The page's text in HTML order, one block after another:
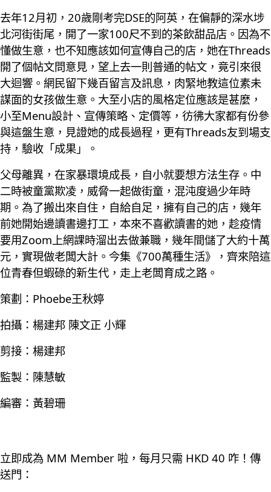
去年12月初，20歲剛考完DSE的阿英，在偏靜的深水埗
北河街街尾，開了一家100尺不到的茶飲甜品店。因為不
懂做生意，也不知應該如何宣傳自己的店，她在Threads
開了個帖文問意見，望上去一則普通的帖文，竟引來很
大迴響。網民留下幾百留言及訊息，肉緊地教這位素未
謀面的女孩做生意。大至小店的風格定位應該是甚麼，
小至Menu設計、宣傳策略、定價等，彷彿大家都有份參
與這盤生意，見證她的成長過程，更有Threads友到場支
持，驗收「成果」。
父母離異，在家暴環境成長，自小就要想方法生存。中
二時被童黨欺凌，威脅一起做街童，混沌度過少年時
期。為了搬出來自住，自給自足，擁有自己的店，幾年
前她開始邊讀書邊打工，本來不喜歡讀書的她，趁疫情
要用Zoom上網課時溜出去做兼職，幾年間儲了大約十萬
元，實現做老闆大計。今集《700萬種生活》，齊來陪這
位青春但蝦碌的新生代，走上老闆育成之路。
策劃：Phoebe王秋婷
拍攝：楊建邦 陳文正 小輝
剪接：楊建邦
監製：陳慧敏
編審：黃碧珊
立即成為 MM Member 啦，每月只需 HKD 40 咋！傳
送門：